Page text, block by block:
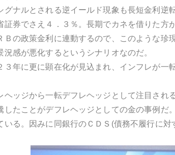
グナルとされる逆イールド現象も長短金利
証券でさえ４．３％。長期でカネを借りた
の政策金利に連動するので、このような珍
感が悪化するというシナリオなのだ。
３年に更に顕在化が見込まれ、インフレが一
ヘッジから一転デフレヘッジとして注目さ
たことがデフレヘッジとしての金の事例だ
いる。因みに同銀行のＣＤＳ(債務不履行に